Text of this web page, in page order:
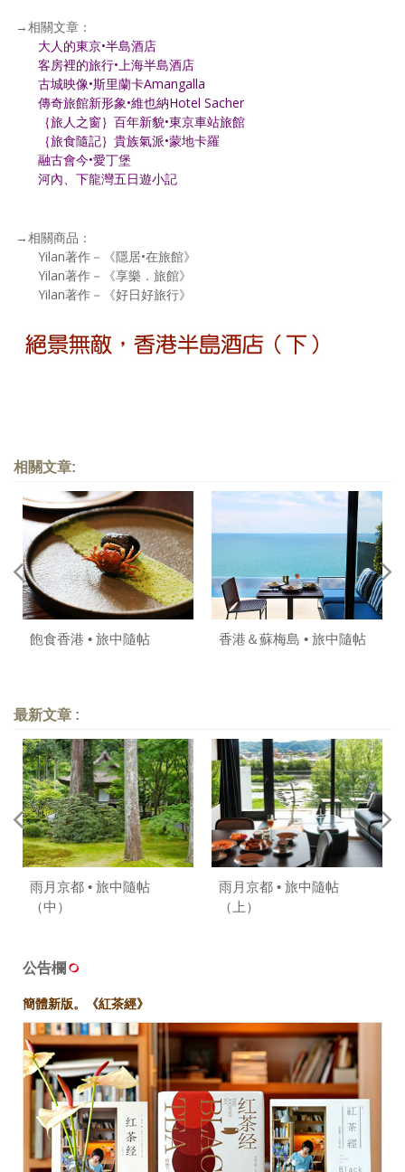
→相關文章：
大人的東京•半島酒店
客房裡的旅行•上海半島酒店
古城映像•斯里蘭卡Amangalla
傳奇旅館新形象•維也納Hotel Sacher
｛旅人之窗｝百年新貌•東京車站旅館
｛旅食隨記｝貴族氣派•蒙地卡羅
融古會今•愛丁堡
河內、下龍灣五日遊小記
→相關商品：
Yilan著作－《隱居•在旅館》
Yilan著作－《享樂．旅館》
Yilan著作－《好日好旅行》
相關文章:
飽食香港 • 旅中隨帖 香港＆蘇梅島 • 旅中隨帖
最新文章 :
雨月京都 • 旅中隨帖
（中）
雨月京都 • 旅中隨帖
（上）
公告欄
簡體新版。《紅茶經》